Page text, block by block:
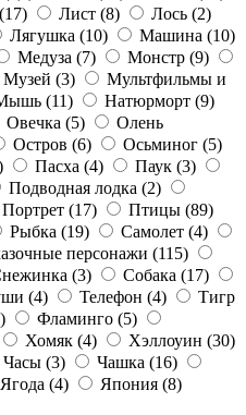
(17) Лист (8) Лось (2)
Лягушка (10) Машина (10)
Медуза (7) Монстр (9)
Музей (3)
Мультфильмы и
(11) Натюрморт (9)
Овечка (5)
Олень
Остров (6) Осьминог (5)
Пасха (4) Паук (3)
Подводная лодка (2)
Портрет (17) Птицы (89)
Рыбка (19) Самолет (4)
персонажи (115)
(3) Собака (17)
(4) Телефон (4)
Тигр
Фламинго (5)
Хомяк (4) Хэллоуин (30)
Часы (3) Чашка (16)
Ягода (4) Япония (8)